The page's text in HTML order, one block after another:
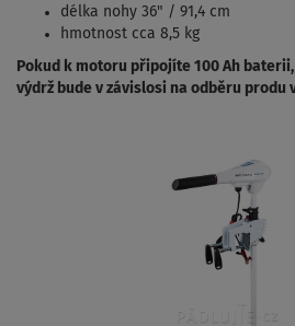
délka nohy 36" / 91,4 cm
hmotnost cca 8,5 kg
Pokud k motoru připojíte 100 Ah
výdrž bude v závislosi na odběru produ